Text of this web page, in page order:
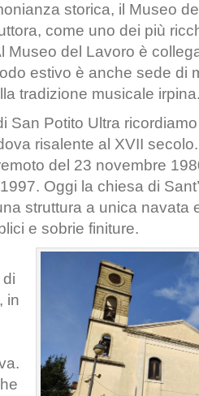
storica, il Museo
come uno dei più
Museo del Lavoro è
estivo è anche sede di
tradizione musicale
San Potito Ultra
risalente al XVII
del 23 novembre
Oggi la chiesa di
struttura a unica navata
e sobrie finiture.
in